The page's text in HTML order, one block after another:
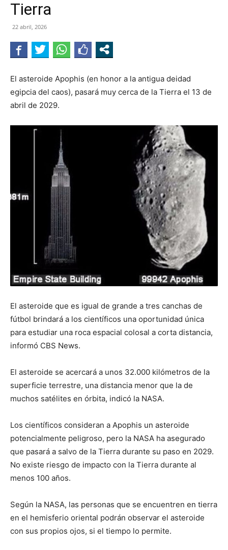
Tierra
22 abril, 2026
El asteroide Apophis (en honor a la antigua deidad
egipcia del caos), pasará muy cerca de la Tierra el 13 de
abril de 2029.
El asteroide que es igual de grande a tres canchas de
fútbol brindará a los científicos una oportunidad única
para estudiar una roca espacial colosal a corta distancia,
informó CBS News.
El asteroide se acercará a unos 32.000 kilómetros de la
superficie terrestre, una distancia menor que la de
muchos satélites en órbita, indicó la NASA.
Los científicos consideran a Apophis un asteroide
potencialmente peligroso, pero la NASA ha asegurado
que pasará a salvo de la Tierra durante su paso en 2029.
No existe riesgo de impacto con la Tierra durante al
menos 100 años.
Según la NASA, las personas que se encuentren en tierra
en el hemisferio oriental podrán observar el asteroide
con sus propios ojos, si el tiempo lo permite.